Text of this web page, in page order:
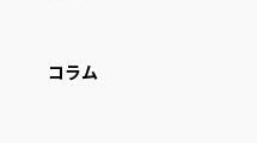
コラム